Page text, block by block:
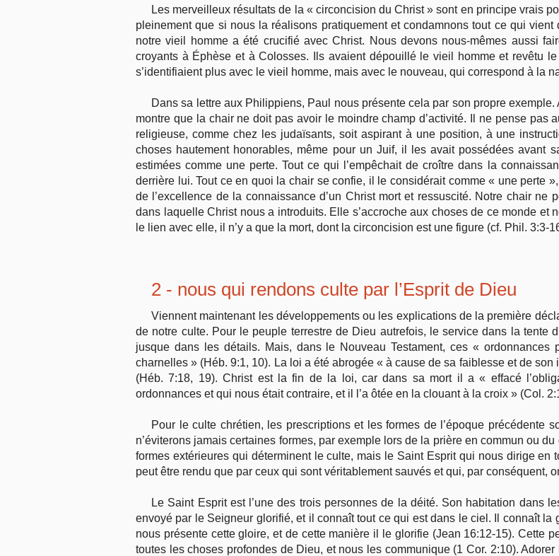
Les merveilleux résultats de la « circoncision du Christ » sont en principe vrais
pleinement que si nous la réalisons pratiquement et condamnons tout ce qui
notre vieil homme a été crucifié avec Christ. Nous devons nous-mêmes aussi
croyants à Éphèse et à Colosses. Ils avaient dépouillé le vieil homme et revêtu
s’identi­fiaient plus avec le vieil homme, mais avec le nouveau, qui correspond à la
Dans sa lettre aux Philippiens, Paul nous présente cela par son propre
montre que la chair ne doit pas avoir le moindre champ d’activité. Il ne pense
religieuse, comme chez les judaïsants, soit aspirant à une position, à une
choses hau­tement honorables, même pour un Juif, il les avait possédées avant
estimées comme une perte. Tout ce qui l’empêchait de croître dans la
derrière lui. Tout ce en quoi la chair se confie, il le considérait comme « une perte
de l’excellence de la connaissance d’un Christ mort et ressuscité. Notre chair
dans laquelle Christ nous a introduits. Elle s’accroche aux choses de ce monde et
le lien avec elle, il n’y a que la mort, dont la circoncision est une figure (cf. Phil. 3:3-
2 - nous qui rendons culte par l’Esprit de Dieu
Viennent maintenant les développements ou les explications de la première
de notre culte. Pour le peuple terrestre de Dieu autrefois, le service dans la tente
jusque dans les détails. Mais, dans le Nouveau Testament, ces «
charnelles » (Héb. 9:1, 10). La loi a été abrogée « à cause de sa faiblesse et de
(Héb. 7:18, 19). Christ est la fin de la loi, car dans sa mort il a « effacé
ordonnances et qui nous était contraire, et il l’a ôtée en la clouant à la croix » (Col.
Pour le culte chrétien, les prescriptions et les formes de l’époque précédente
n’éviterons jamais certaines formes, par exemple lors de la prière en commun ou
formes extérieures qui déterminent le culte, mais le Saint Esprit qui nous dirige en
peut être rendu que par ceux qui sont véritablement sauvés et qui, par conséquent,
Le Saint Esprit est l’une des trois personnes de la déité. Son habitation dans
envoyé par le Seigneur glorifié, et il connaît tout ce qui est dans le ciel. Il connaît la
nous présente cette gloire, et de cette manière il le glo­rifie (Jean 16:12-15). Cette
toutes les choses profondes de Dieu, et nous les communique (1 Cor. 2:10).